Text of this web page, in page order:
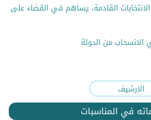
القادمة، يساهم في القضاء على
الانسحاب من الدولة
الارشيف
في المناسبات